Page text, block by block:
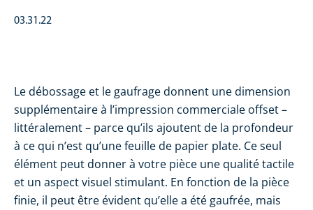
03.31.22
Le débossage et le gaufrage donnent une dimension
supplémentaire à l’impression commerciale offset –
littéralement – parce qu’ils ajoutent de la profondeur
à ce qui n’est qu’une feuille de papier plate. Ce seul
élément peut donner à votre pièce une qualité tactile
et un aspect visuel stimulant. En fonction de la pièce
finie, il peut être évident qu’elle a été gaufrée, mais